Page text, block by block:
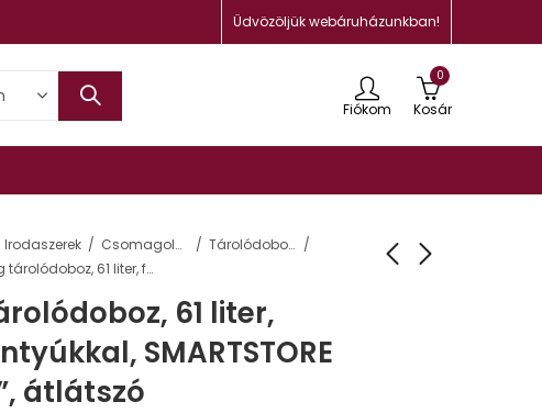
Üdvözöljük webáruházunkban!
Fiókom
0
Kosár
Irodaszerek Csomagolás, tárolás
Tárolódobozok, ládák és kosarak
Műanyag tárolódoboz, 61 liter, fekete fogantyúkkal, SMARTSTORE “Classic 65”, átlátszó
61 liter,
SMARTSTORE
átlátszó